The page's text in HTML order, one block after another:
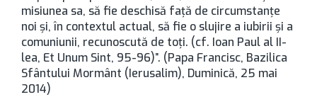
misiunea sa, să fie deschisă față de circumstanțe
noi și, în contextul actual, să fie o slujire a iubirii și a
comuniunii, recunoscută de toți. (cf. Ioan Paul al II-
lea, Et Unum Sint, 95-96)”. (Papa Francisc, Bazilica
Sfântului Mormânt (Ierusalim), Duminică, 25 mai
2014)